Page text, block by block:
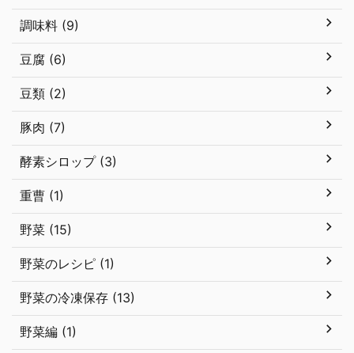
調味料 (9)
豆腐 (6)
豆類 (2)
豚肉 (7)
酵素シロップ (3)
重曹 (1)
野菜 (15)
野菜のレシピ (1)
野菜の冷凍保存 (13)
野菜編 (1)